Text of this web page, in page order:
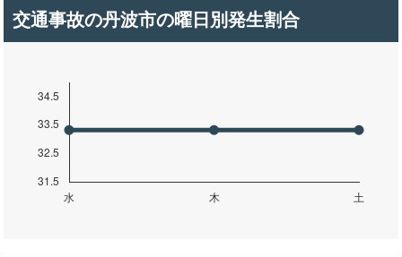
交通事故の丹波市の曜日別発生割合